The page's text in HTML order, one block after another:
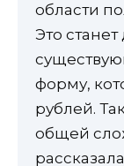
области
Это
форму,
рублей.
общей